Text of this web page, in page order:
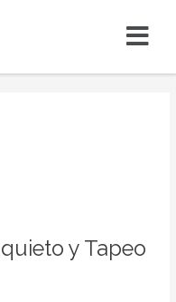
Menú
y Tapeo